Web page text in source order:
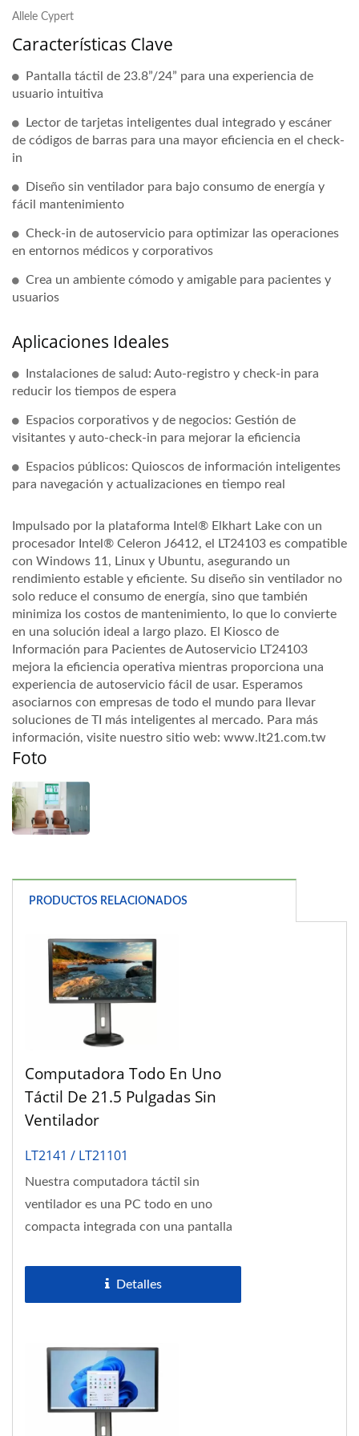
Allele Cypert
Características Clave
Pantalla táctil de 23.8”/24” para una experiencia de
usuario intuitiva
Lector de tarjetas inteligentes dual integrado y escáner
de códigos de barras para una mayor eficiencia en el check-
in
Diseño sin ventilador para bajo consumo de energía y
fácil mantenimiento
Check-in de autoservicio para optimizar las operaciones
en entornos médicos y corporativos
Crea un ambiente cómodo y amigable para pacientes y
usuarios
Aplicaciones Ideales
Instalaciones de salud: Auto-registro y check-in para
reducir los tiempos de espera
Espacios corporativos y de negocios: Gestión de
visitantes y auto-check-in para mejorar la eficiencia
Espacios públicos: Quioscos de información inteligentes
para navegación y actualizaciones en tiempo real
Impulsado por la plataforma Intel® Elkhart Lake con un
procesador Intel® Celeron J6412, el LT24103 es compatible
con Windows 11, Linux y Ubuntu, asegurando un
rendimiento estable y eficiente. Su diseño sin ventilador no
solo reduce el consumo de energía, sino que también
minimiza los costos de mantenimiento, lo que lo convierte
en una solución ideal a largo plazo. El Kiosco de
Información para Pacientes de Autoservicio LT24103
mejora la eficiencia operativa mientras proporciona una
experiencia de autoservicio fácil de usar. Esperamos
asociarnos con empresas de todo el mundo para llevar
soluciones de TI más inteligentes al mercado. Para más
información, visite nuestro sitio web: www.lt21.com.tw
Foto
PRODUCTOS RELACIONADOS
Computadora Todo En Uno
Táctil De 21.5 Pulgadas Sin
Ventilador
LT2141 / LT21101
Nuestra computadora táctil sin
ventilador es una PC todo en uno
compacta integrada con una pantalla
procesadores...
Detalles